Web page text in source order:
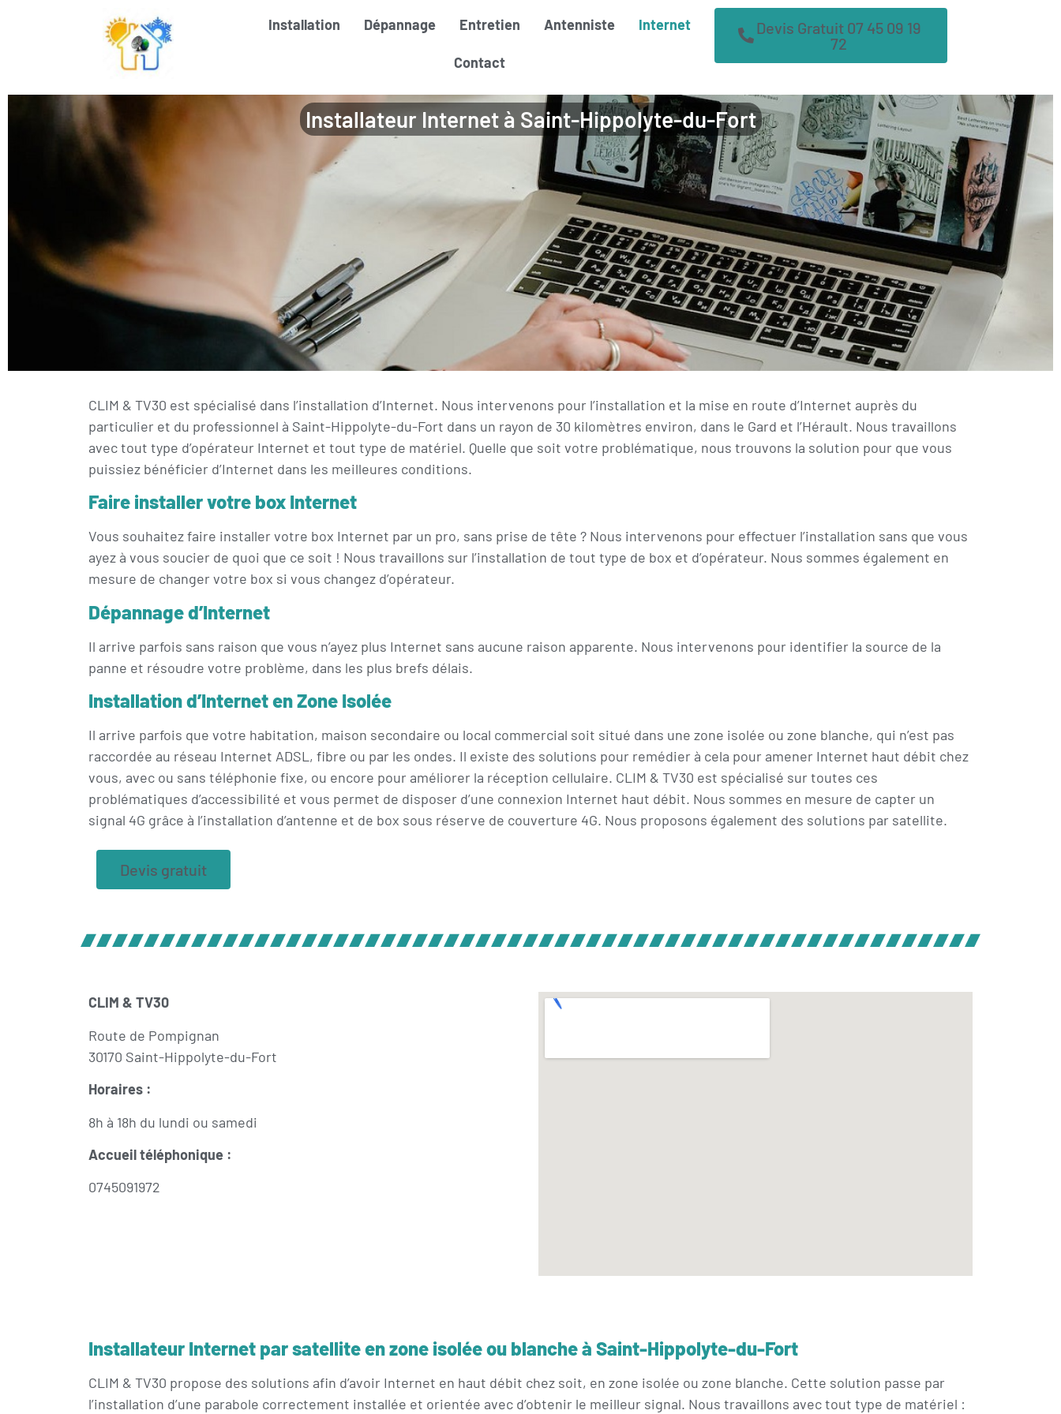
Installation Dépannage Entretien Antenniste Internet
Contact
Devis Gratuit 07 45 09 19
72
Installateur Internet à Saint-Hippolyte-du-Fort
CLIM & TV30 est spécialisé dans l’installation d’Internet. Nous intervenons pour l’installation et la mise en route d’Internet auprès du
particulier et du professionnel à Saint-Hippolyte-du-Fort dans un rayon de 30 kilomètres environ, dans le Gard et l’Hérault. Nous travaillons
avec tout type d’opérateur Internet et tout type de matériel. Quelle que soit votre problématique, nous trouvons la solution pour que vous
puissiez bénéficier d’Internet dans les meilleures conditions.
Faire installer votre box Internet
Vous souhaitez faire installer votre box Internet par un pro, sans prise de tête ? Nous intervenons pour effectuer l’installation sans que vous
ayez à vous soucier de quoi que ce soit ! Nous travaillons sur l’installation de tout type de box et d’opérateur. Nous sommes également en
mesure de changer votre box si vous changez d’opérateur.
Dépannage d’Internet
Il arrive parfois sans raison que vous n’ayez plus Internet sans aucune raison apparente. Nous intervenons pour identifier la source de la
panne et résoudre votre problème, dans les plus brefs délais.
Installation d’Internet en Zone Isolée
Il arrive parfois que votre habitation, maison secondaire ou local commercial soit situé dans une zone isolée ou zone blanche, qui n’est pas
raccordée au réseau Internet ADSL, fibre ou par les ondes. Il existe des solutions pour remédier à cela pour amener Internet haut débit chez
vous, avec ou sans téléphonie fixe, ou encore pour améliorer la réception cellulaire. CLIM & TV30 est spécialisé sur toutes ces
problématiques d’accessibilité et vous permet de disposer d’une connexion Internet haut débit. Nous sommes en mesure de capter un
signal 4G grâce à l’installation d’antenne et de box sous réserve de couverture 4G. Nous proposons également des solutions par satellite.
Devis gratuit
CLIM & TV30
Route de Pompignan
30170 Saint-Hippolyte-du-Fort
Horaires :
8h à 18h du lundi ou samedi
Accueil téléphonique :
0745091972
Installateur Internet par satellite en zone isolée ou blanche à Saint-Hippolyte-du-Fort
CLIM & TV30 propose des solutions afin d’avoir Internet en haut débit chez soit, en zone isolée ou zone blanche. Cette solution passe par
l’installation d’une parabole correctement installée et orientée avec d’obtenir le meilleur signal. Nous travaillons avec tout type de matériel :